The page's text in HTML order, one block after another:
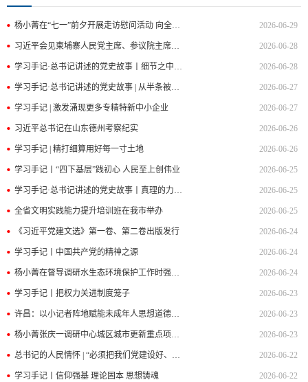
杨小菁在“七一”前夕开展走访慰问活动 向全市广大共产党员致以节日问候 2026-06-29
习近平会见柬埔寨人民党主席、参议院主席洪森 2026-06-28
学习手记·总书记讲述的党史故事丨细节之中抓作风 2026-06-28
学习手记·总书记讲述的党史故事 | 从半条被子到幸福日子 2026-06-27
学习手记 | 激发涌现更多专精特新中小企业 2026-06-27
习近平总书记在山东德州考察纪实 2026-06-26
学习手记 | 精打细算用好每一寸土地 2026-06-26
学习手记丨“四下基层”践初心 人民至上创伟业 2026-06-25
学习手记·总书记讲述的党史故事丨真理的力量激荡新征程 2026-06-25
全省文明实践能力提升培训班在我市举办 2026-06-25
《习近平党建文选》第一卷、第二卷出版发行 2026-06-24
学习手记丨中国共产党的精神之源 2026-06-24
杨小菁在督导调研水生态环境保护工作时强调 动真碰硬抓好问题整改 全力推动水环境质量持续向好 2026-06-24
学习手记丨把权力关进制度笼子 2026-06-23
许昌：以小记者阵地赋能未成年人思想道德建设工作 2026-06-23
杨小菁张庆一调研中心城区城市更新重点项目并召开座谈会 扎实推进城市更新 不断完善城市功能提升城市品质 2026-06-23
总书记的人民情怀 | “必须把我们党建设好、建设强” 2026-06-22
学习手记丨信仰强基 理论固本 思想铸魂 2026-06-22